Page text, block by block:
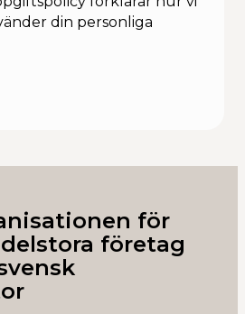
din personliga
för
företag